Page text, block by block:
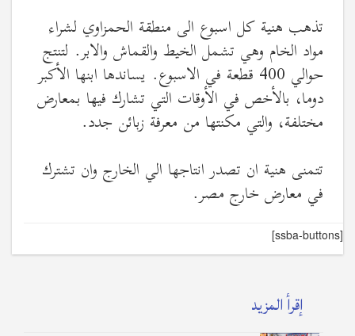
تذهب هنية كل اسبوع الى منطقة الحمزاوي لشراء
مواد الخام وهي تشمل الخيط والقماش والابر. لتنتج
حوالي 400 قطعة في الاسبوع. يساندها ابنها الأكبر
دوما، بالأخص في الأوقات التي تشارك فيها بمعارض
مختلفة، والتي مكنتها من معرفة زبائن جدد.
تتمنى هنية ان تصدر انتاجها الي الخارج وان تشترك
في معارض خارج مصر.
[ssba-buttons]
إقرأ المزيد